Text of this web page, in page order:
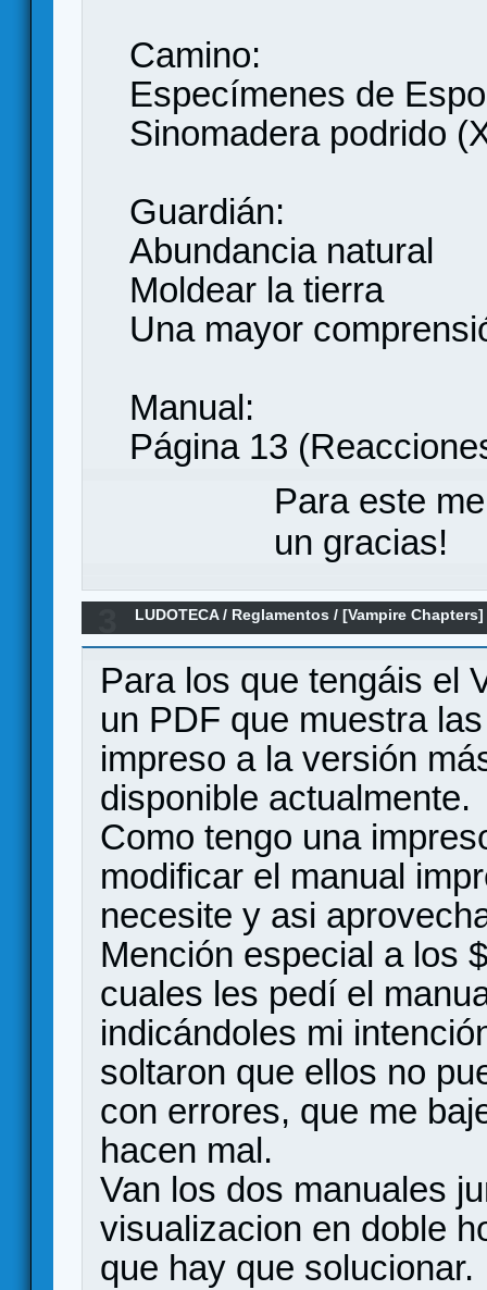
Camino:
Especímenes de
Sinomadera podrido
Guardián:
Abundancia natural
Moldear la tierra
Una mayor
Manual:
Página 13
Para este
un gracias!
LUDOTECA/ Reglamentos /[Vampire
Para los que tengáis el
un PDF que muestra
impreso a la versión
disponible actualmente.
Como tengo una
modificar el manual
necesite y asi
Mención especial a los
cuales les pedí el
indicándoles mi
soltaron que ellos no
con errores, que me
hacen mal.
Van los dos manuales
visualizacion en doble
que hay que solucionar.